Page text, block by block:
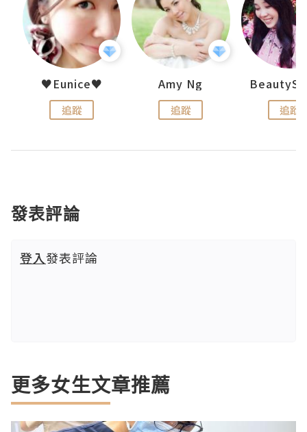
♥Eunice♥
追蹤
Amy Ng
追蹤 追蹤
發表評論
登入發表評論
更多女生文章推薦